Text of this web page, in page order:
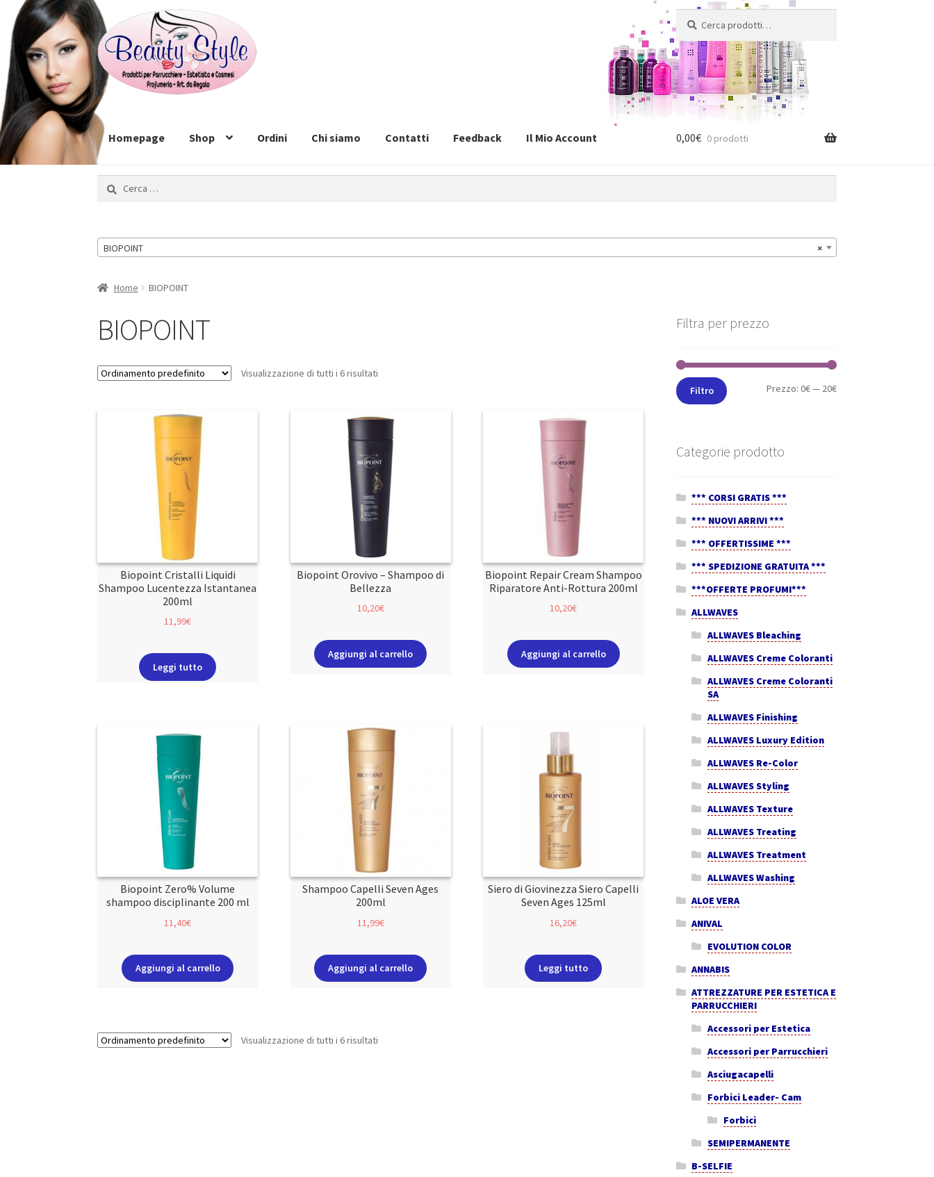
Vai
alla
navigazione
Vai
al
contenuto
Homepage Shop Ordini Chi siamo Contatti Feedback Il Mio Account 0,00€ 0 prodotti
Ricerca
per:
×
BIOPOINT
Home BIOPOINT
BIOPOINT
Visualizzazione di tutti i 6 risultati
Biopoint Cristalli Liquidi
Shampoo Lucentezza Istantanea
200ml
11,99€
Leggi tutto
Biopoint Orovivo – Shampoo di
Bellezza
10,20€
Aggiungi al carrello
Biopoint Repair Cream Shampoo
Riparatore Anti-Rottura 200ml
10,20€
Aggiungi al carrello
Biopoint Zero% Volume
shampoo disciplinante 200 ml
11,40€
Aggiungi al carrello
Shampoo Capelli Seven Ages
200ml
11,99€
Aggiungi al carrello
Siero di Giovinezza Siero Capelli
Seven Ages 125ml
16,20€
Leggi tutto
Visualizzazione di tutti i 6 risultati
Filtra per prezzo
Filtro Prezzo: 0€— 20€
Categorie prodotto
*** CORSI GRATIS ***
*** NUOVI ARRIVI ***
*** OFFERTISSIME ***
*** SPEDIZIONE GRATUITA ***
***OFFERTE PROFUMI***
ALLWAVES
ALLWAVES Bleaching
ALLWAVES Creme Coloranti
ALLWAVES Creme Coloranti
SA
ALLWAVES Finishing
ALLWAVES Luxury Edition
ALLWAVES Re-Color
ALLWAVES Styling
ALLWAVES Texture
ALLWAVES Treating
ALLWAVES Treatment
ALLWAVES Washing
ALOE VERA
ANIVAL
EVOLUTION COLOR
ANNABIS
ATTREZZATURE PER ESTETICA E
PARRUCCHIERI
Accessori per Estetica
Accessori per Parrucchieri
Asciugacapelli
Forbici Leader- Cam
Forbici
SEMIPERMANENTE
B-SELFIE